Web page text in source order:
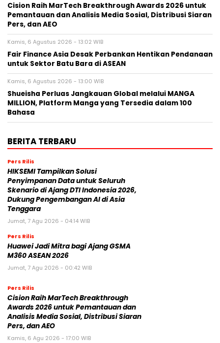
Cision Raih MarTech Breakthrough Awards 2026 untuk
Pemantauan dan Analisis Media Sosial, Distribusi Siaran
Pers, dan AEO
Kamis, 6 Agustus 2026 - 13:02 WIB
Fair Finance Asia Desak Perbankan Hentikan Pendanaan
untuk Sektor Batu Bara di ASEAN
Kamis, 6 Agustus 2026 - 13:00 WIB
Shueisha Perluas Jangkauan Global melalui MANGA
MILLION, Platform Manga yang Tersedia dalam 100
Bahasa
BERITA TERBARU
Pers Rilis
HIKSEMI Tampilkan Solusi
Penyimpanan Data untuk Seluruh
Skenario di Ajang DTI Indonesia 2026,
Dukung Pengembangan AI di Asia
Tenggara
Jumat, 7 Agu 2026 - 04:14 WIB
Pers Rilis
Huawei Jadi Mitra bagi Ajang GSMA
M360 ASEAN 2026
Jumat, 7 Agu 2026 - 00:42 WIB
Pers Rilis
Cision Raih MarTech Breakthrough
Awards 2026 untuk Pemantauan dan
Analisis Media Sosial, Distribusi Siaran
Pers, dan AEO
Kamis, 6 Agu 2026 - 17:00 WIB